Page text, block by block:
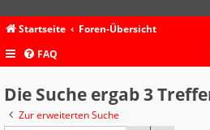
Startseite Foren-Übersicht
FAQ
Die Suche ergab 3
Zur erweiterten Suche